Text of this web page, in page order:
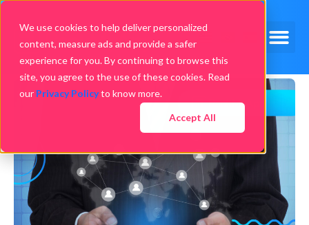
We use cookies to help deliver personalized
content, measure ads and provide a safer
experience for you. By continuing to browse this
site, you agree to the use of these cookies. Read
our Privacy Policyto know more.
Accept All